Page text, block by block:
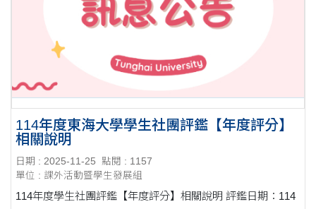
114年度東海大學學生社團評鑑【年度評分】
相關說明
日期 : 2025-11-25
點閱 : 1157
單位 : 課外活動暨學生發展組
114年度學生社團評鑑【年度評分】相關說明 評鑑日期：114